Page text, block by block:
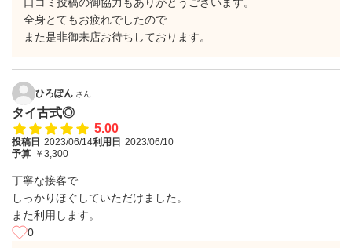
全身とてもお疲れでしたので
また是非御来店お待ちしております。
ひろぽん さん
タイ古式◎
5.00
投稿日 2023/06/14利用日 2023/06/10
予算 ￥3,300
丁寧な接客で
しっかりほぐしていただけました。
また利用します。
0